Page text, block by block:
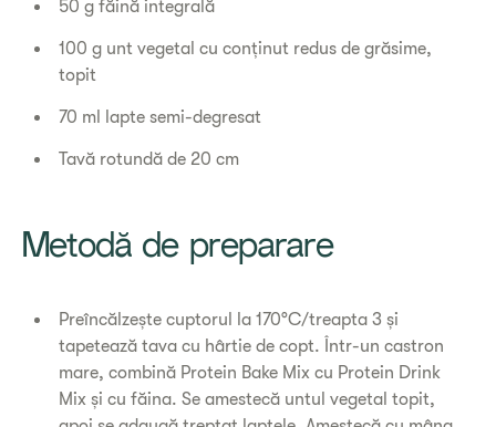
50 g făină integrală
100 g unt vegetal cu conținut redus de grăsime,
topit
70 ml lapte semi-degresat
Tavă rotundă de 20 cm
Metodă de preparare
Preîncălzește cuptorul la 170°C/treapta 3 și
tapetează tava cu hârtie de copt. Într-un castron
mare, combină Protein Bake Mix cu Protein Drink
Mix și cu făina. Se amestecă untul vegetal topit,